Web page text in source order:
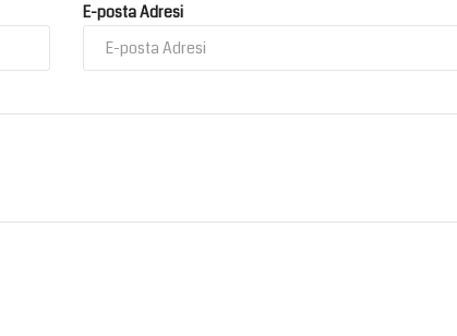
E-posta Adresi
birliğiyle
BABASI...
Temmuz 16, 2026